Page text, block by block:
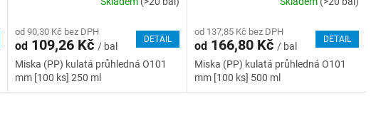
od 90,30 Kč bez DPH
od109,26 Kč / bal
DETAIL
Miska (PP) kulatá průhledná O101
mm [100 ks] 250 ml
od 137,85 Kč bez DPH
od166,80 Kč / bal
DETAIL
Miska (PP) kulatá průhledná O101
mm [100 ks] 500 ml